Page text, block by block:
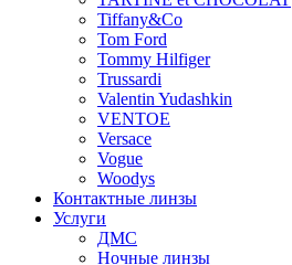
Tiffany&Co
Tom Ford
Tommy Hilfiger
Trussardi
Valentin Yudashkin
VENTOE
Versace
Vogue
Woodys
Контактные линзы
Услуги
ДМС
Ночные линзы